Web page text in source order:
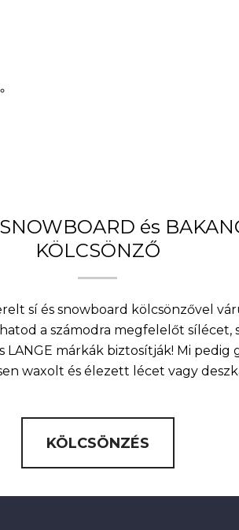
és
KÖLCSÖNZŐ
sí és snowboard kölcsönzővel
a számodra megfelelőt sílécet,
LANGE márkák biztosítják! Mi
waxolt és élezett lécet vagy
KÖLCSÖNZÉS